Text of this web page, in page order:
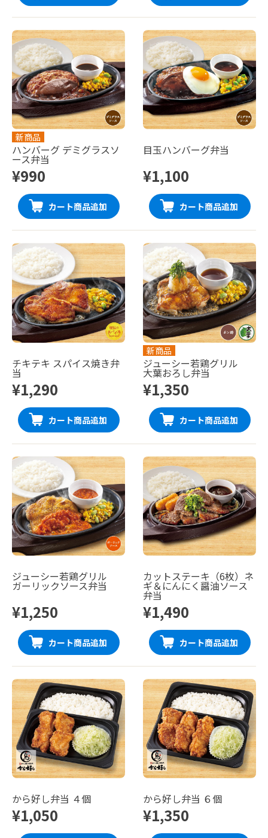
新商品
ハンバーグ デミグラスソ
ース弁当
¥990
カート商品追加
目玉ハンバーグ弁当
¥1,100
カート商品追加
チキテキ スパイス焼き弁
当
¥1,290
カート商品追加
新商品
ジューシー若鶏グリル
大葉おろし弁当
¥1,350
カート商品追加
ジューシー若鶏グリル
ガーリックソース弁当
¥1,250
カート商品追加
カットステーキ（6枚）ネ
ギ＆にんにく醤油ソース
弁当
¥1,490
カート商品追加
から好し弁当 ４個
¥1,050
から好し弁当 ６個
¥1,350